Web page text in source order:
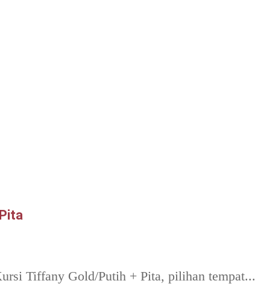
Tiffany Gold/Putih + Pita, pilihan tempat...